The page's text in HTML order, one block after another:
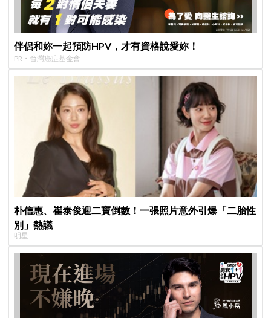
伴侶和妳一起預防HPV，才有資格說愛妳！
PR・台灣癌症基金會
朴信惠、崔泰俊迎二寶倒數！一張照片意外引爆「二胎性
別」熱議
明星